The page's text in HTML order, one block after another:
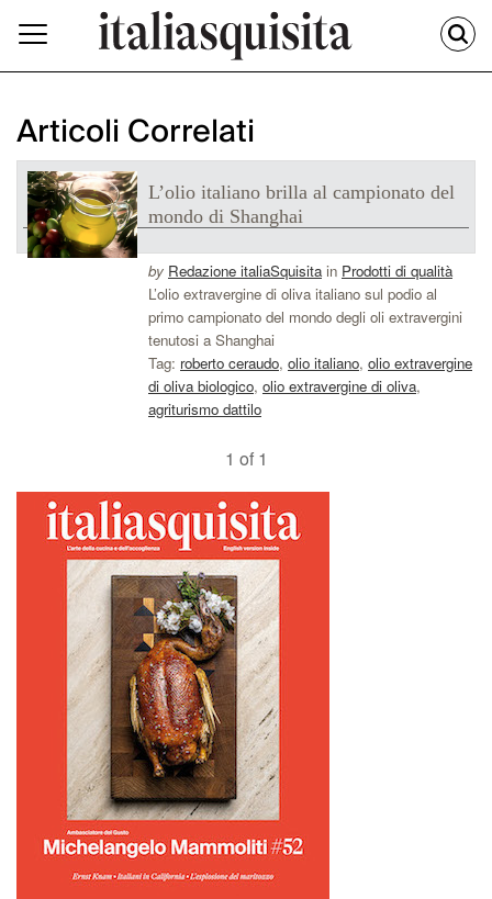
Articoli Correlati
L’olio italiano brilla al campionato del
mondo di Shanghai
by Redazione italiaSquisitain Prodotti di qualità
L’olio extravergine di oliva italiano sul podio al
primo campionato del mondo degli oli extravergini
tenutosi a Shanghai
Tag: roberto ceraudo, olio italiano, olio extravergine
di oliva biologico, olio extravergine di oliva,
agriturismo dattilo
1 of 1